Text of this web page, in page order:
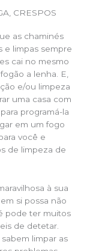
CRESPOS
as chaminés
e limpas sempre
cai no mesmo
a lenha. E,
e/ou limpeza
uma casa com
programá-la
em um fogo
você e
de limpeza de
à sua
si possa não
pode ter muitos
de detetar.
limpar as